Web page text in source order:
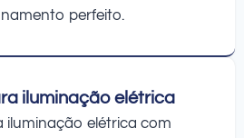
perfeito.
iluminação elétrica
iluminação elétrica com